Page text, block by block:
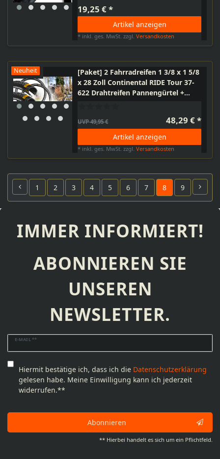
19,25 € *
Artikel anzeigen
* inkl. ges. MwSt. zzgl.Versandkosten
Neuheit
[Paket] 2 Fahrradreifen 1 3/8 x 1 5/8
x 28 Zoll Continental RIDE Tour 37-
622 Drahtreifen Pannengürtel +
UVP 49,95 € 48,29 € *
Artikel anzeigen
* inkl. ges. MwSt. zzgl.Versandkosten
1 2 3 4 5 6 7 8 9
IMMER INFORMIERT!
ABONNIEREN SIE
UNSEREN
NEWSLETTER.
E-MAIL **
Newsletter
Honig
Hiermit bestätige ich, dass ich die Daten­schutz­erklärung
gelesen habe. Meine Einwilligung kann ich jederzeit
widerrufen.**
Abonnieren
** Hierbei handelt es sich um ein Pflichtfeld.